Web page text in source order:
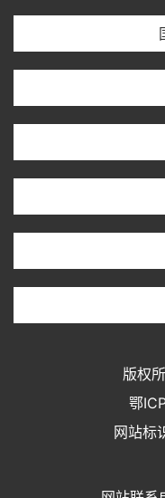
版权
鄂
网站标